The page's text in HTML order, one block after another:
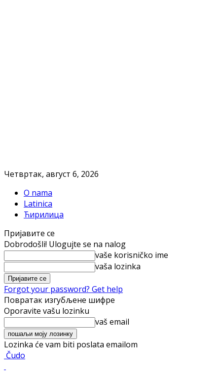
Четвртак, август 6, 2026
O nama
Latinica
Ћирилица
Пријавите се
Dobrodošli! Ulogujte se na nalog
vaše korisničko ime
vaša lozinka
Forgot your password? Get help
Повратак изгубљене шифре
Oporavite vašu lozinku
vaš email
Lozinka će vam biti poslata emailom
Čudo